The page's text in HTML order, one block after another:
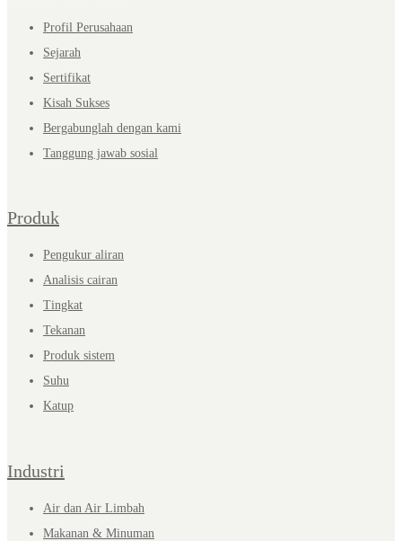
Profil Perusahaan
Sejarah
Sertifikat
Kisah Sukses
Bergabunglah dengan kami
Tanggung jawab sosial
Produk
Pengukur aliran
Analisis cairan
Tingkat
Tekanan
Produk sistem
Suhu
Katup
Industri
Air dan Air Limbah
Makanan & Minuman